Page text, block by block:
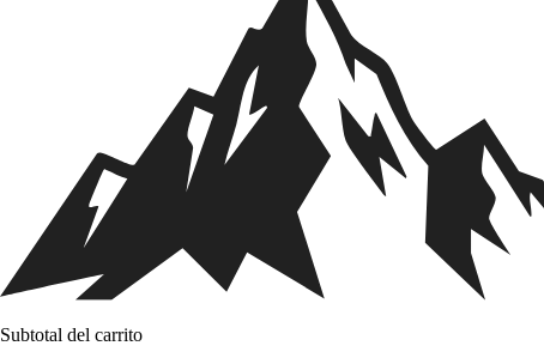
Subtotal del carrito